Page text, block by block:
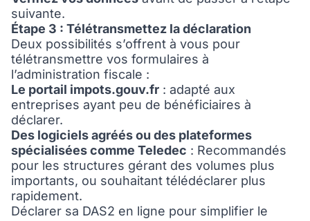
suivante.
Étape 3 : Télétransmettez la déclaration
Deux possibilités s’offrent à vous pour
télétransmettre vos formulaires à
l’administration fiscale :
Le portail impots.gouv.fr : adapté aux
entreprises ayant peu de bénéficiaires à
déclarer.
Des logiciels agréés ou des plateformes
spécialisées comme Teledec : Recommandés
pour les structures gérant des volumes plus
importants, ou souhaitant télédéclarer plus
rapidement.
Déclarer sa DAS2 en ligne pour simplifier le